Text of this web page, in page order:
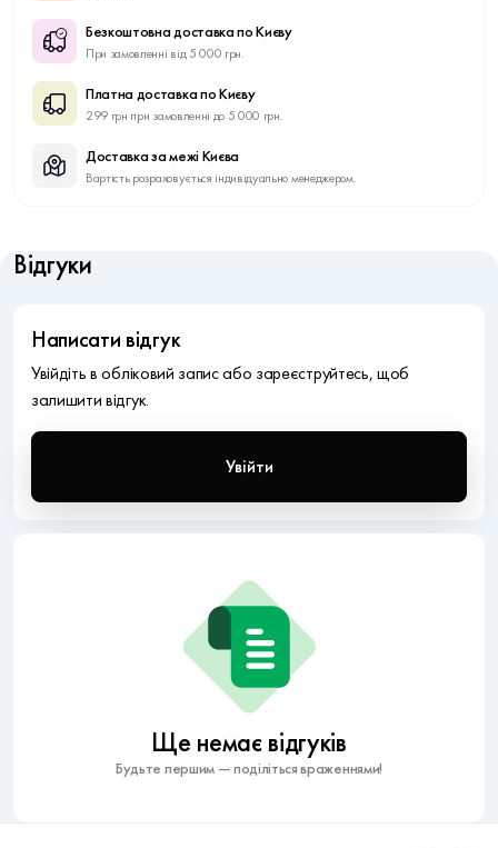
Безкоштовна доставка по Києву
При замовленні від 5 000 грн.
Платна доставка по Києву
299 грн при замовленні до 5 000 грн.
Доставка за межі Києва
Вартість розраховується індивідуально менеджером.
Відгуки
Ще немає відгуків
Будьте першим — поділіться враженнями!
Написати відгук
Увійдіть в обліковий запис або зареєструйтесь, щоб
залишити відгук.
Увійти